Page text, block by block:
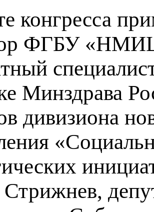
конгресса
ФГБУ
Минздрава
дивизиона